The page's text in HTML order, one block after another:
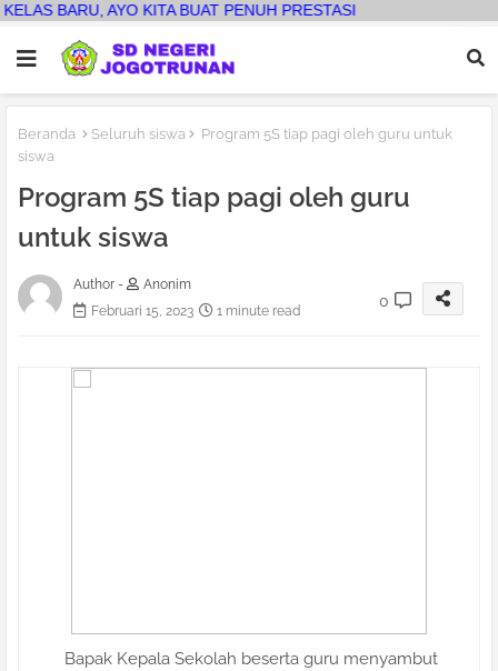
AYO KITA BUAT PENUH PRESTASI
Beranda Seluruh siswa
Program 5S tiap pagi oleh guru untuk
siswa
Program 5S tiap pagi oleh guru
untuk siswa
Author -
Anonim
Februari 15, 2023
1 minute read
0
Bapak Kepala Sekolah beserta guru menyambut